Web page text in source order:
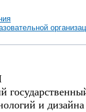
и дизайна